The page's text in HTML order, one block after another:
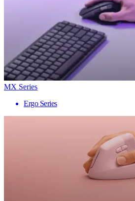
MX Series
Ergo Series